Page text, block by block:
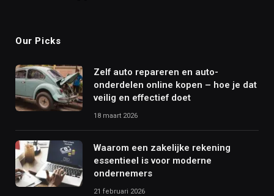
Our Picks
Zelf auto repareren en auto-
onderdelen online kopen – hoe je dat
veilig en effectief doet
18 maart 2026
Waarom een zakelijke rekening
essentieel is voor moderne
ondernemers
21 februari 2026